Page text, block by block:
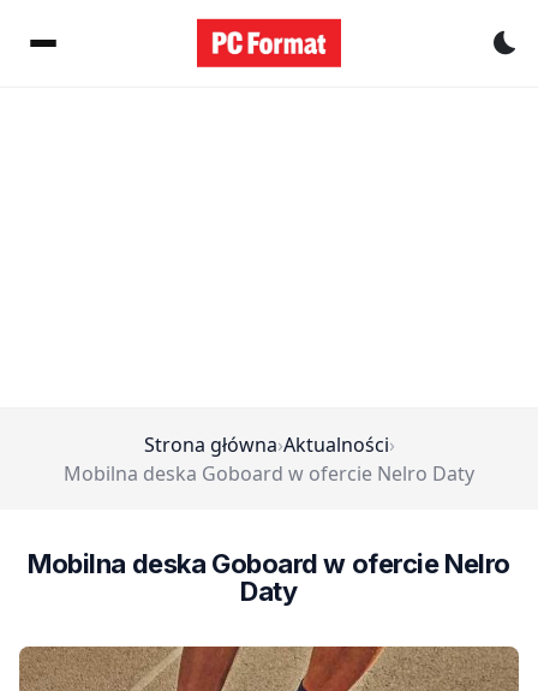
Strona główna›Aktualności›
Mobilna deska Goboard w ofercie Nelro Daty
Mobilna deska Goboard w ofercie Nelro
Daty